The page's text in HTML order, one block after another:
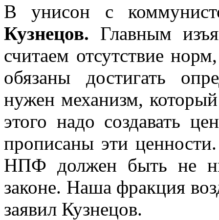
В унисон с
Кузнецов. Главным
считаем отсутствие
обязаны достигать
нужен механизм,
этого надо создавать
прописаны эти
НПФ должен быть не
законе. Наша фракция
заявил Кузнецов.